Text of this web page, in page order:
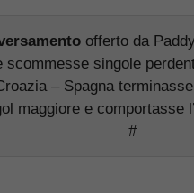
offerto da
singole
– Spagna
maggiore e comportasse
#